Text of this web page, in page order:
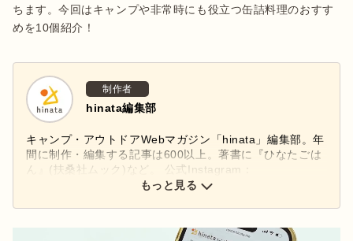
ちます。今回はキャンプや非常時にも役立つ缶詰料理のおすす
めを10個紹介！
制作者
hinata編集部
キャンプ・アウトドアWebマガジン「hinata」編集部。年
間に制作・編集する記事は600以上。著書に『ひなたごは
ん』(扶桑社ムック)など。 公式Instagram：
もっと見る